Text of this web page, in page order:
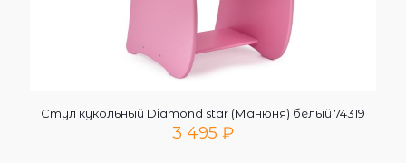
Стул кукольный Diamond star (Манюня) белый 74319
3 495 ₽